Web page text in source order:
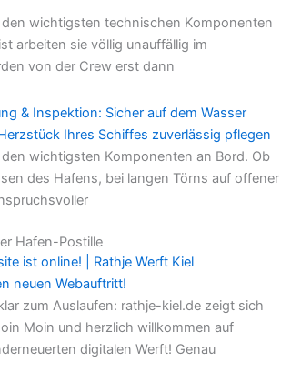
wichtigsten technischen Komponenten
arbeiten sie völlig unauffällig im
von der Crew erst dann
Ihres Schiffes zuverlässig pflegen
wichtigsten Komponenten an Bord. Ob
des Hafens, bei langen Törns auf offener
Hafen-Postille
neuen Webauftritt!
zum Auslaufen: rathje-kiel.de zeigt sich
Moin und herzlich willkommen auf
digitalen Werft! Genau